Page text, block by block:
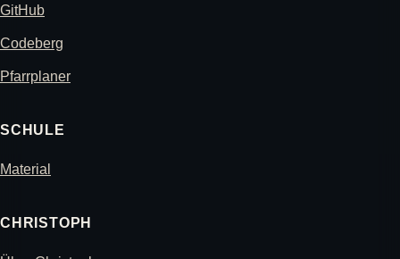
GitHub
Codeberg
Pfarrplaner
SCHULE
Material
CHRISTOPH